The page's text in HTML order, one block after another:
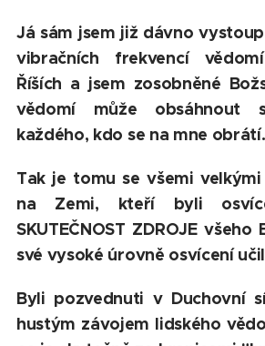
Já sám jsem již dávno
vibračních frekvencí
Říších a jsem zosobněné
vědomí může obsáhnout
každého, kdo se na mne obrátí.
Tak je tomu se všemi
na Zemi, kteří byli
SKUTEČNOST ZDROJE
své vysoké úrovně osvícení
Byli pozvednuti v Duchovní
hustým závojem lidského